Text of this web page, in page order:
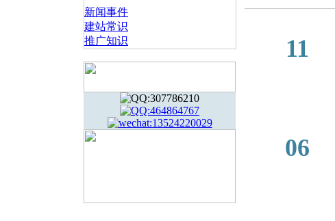
新闻事件
建站常识
推广知识
11
06